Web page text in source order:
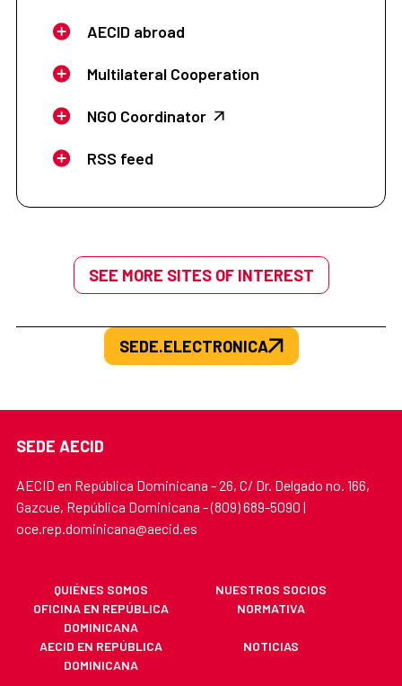
AECID abroad
Multilateral Cooperation
NGO Coordinator
RSS feed
SEE MORE SITES OF INTEREST
SEDE.ELECTRONICA
SEDE AECID
AECID en República Dominicana - 26, C/ Dr. Delgado no. 166,
Gazcue, República Dominicana - (809) 689-5090 |
oce.rep.dominicana@aecid.es
QUIÉNES SOMOS
NUESTROS SOCIOS
OFICINA EN REPÚBLICA
DOMINICANA
NORMATIVA
AECID EN REPÚBLICA
DOMINICANA
NOTICIAS